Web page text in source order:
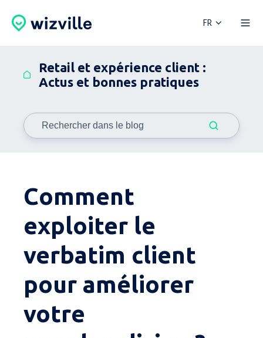
FR
Retail et expérience client :
Actus et bonnes pratiques
Comment
exploiter le
verbatim client
pour améliorer
votre